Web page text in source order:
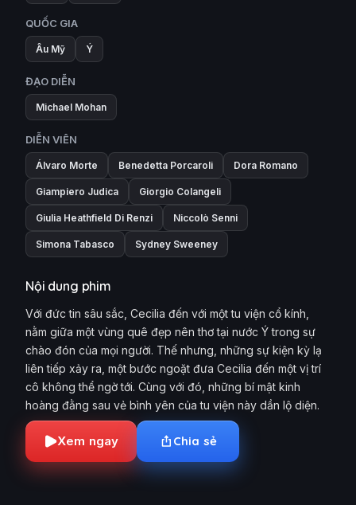
QUỐC GIA
Âu Mỹ Ý
ĐẠO DIỄN
Michael Mohan
DIỄN VIÊN
Álvaro Morte Benedetta Porcaroli Dora Romano
Giampiero Judica Giorgio Colangeli
Giulia Heathfield Di Renzi Niccolò Senni
Simona Tabasco Sydney Sweeney
Nội dung phim
Với đức tin sâu sắc, Cecilia đến với một tu viện cổ kính,
nằm giữa một vùng quê đẹp nên thơ tại nước Ý trong sự
chào đón của mọi người. Thế nhưng, những sự kiện kỳ lạ
liên tiếp xảy ra, một bước ngoặt đưa Cecilia đến một vị trí
cô không thể ngờ tới. Cùng với đó, những bí mật kinh
hoàng đằng sau vẻ bình yên của tu viện này dần lộ diện.
Xem ngay Chia sẻ